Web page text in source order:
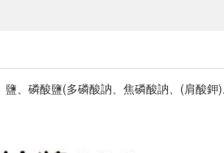
、磷酸鹽(多磷酸訥、焦磷酸訥、(肩酸鉀)